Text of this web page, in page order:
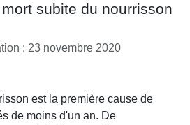
subite du nourrisson
: 23 novembre 2020
est la première cause de
de moins d'un an. De